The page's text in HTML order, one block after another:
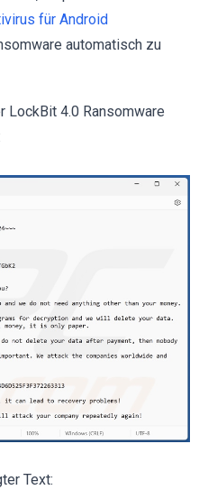
für Android
automatisch zu
LockBit 4.0 Ransomware
Text: